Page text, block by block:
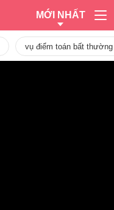
MỚI NHẤT
vụ điểm toán bất